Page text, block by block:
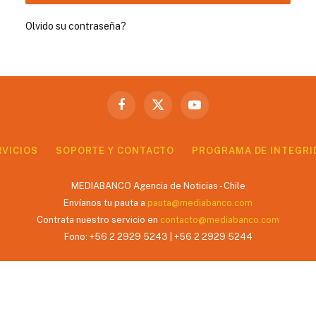
Olvido su contraseña?
Facebook
X
YouTube
SOPORTE Y CONTACTO PROGRAMA DE
MEDIABANCO Agencia de Noticias - Chile
Envíanos tu pauta a pauta@mediabanco.com
Contrata nuestro servicio en contacto@mediabanco.com
Fono: +56 2 2929 5243 | +56 2 2929 5244